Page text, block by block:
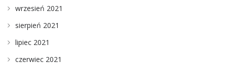
wrzesień 2021
sierpień 2021
lipiec 2021
czerwiec 2021